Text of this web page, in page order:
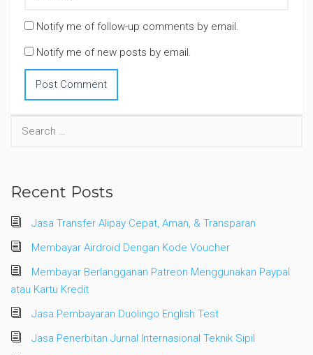
Notify me of follow-up comments by email.
Notify me of new posts by email.
Recent Posts
Jasa Transfer Alipay Cepat, Aman, & Transparan
Membayar Airdroid Dengan Kode Voucher
Membayar Berlangganan Patreon Menggunakan Paypal
atau Kartu Kredit
Jasa Pembayaran Duolingo English Test
Jasa Penerbitan Jurnal Internasional Teknik Sipil